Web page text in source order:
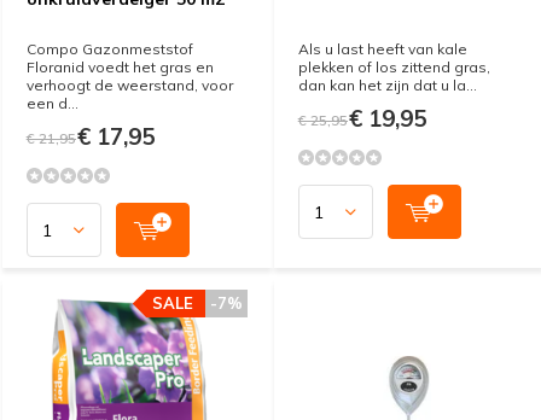
Compo Gazonmeststof
Floranid voedt het gras en
verhoogt de weerstand, voor
een d...
€ 21,95€ 17,95
Als u last heeft van kale
plekken of los zittend gras,
dan kan het zijn dat u la...
€ 25,95€ 19,95
-7%
SALE